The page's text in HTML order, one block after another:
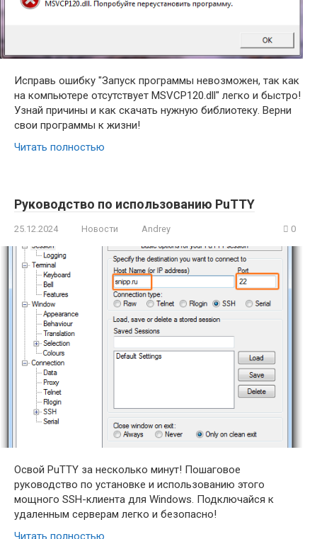
Исправь ошибку "Запуск программы невозможен, так как
на компьютере отсутствует MSVCP120.dll" легко и быстро!
Узнай причины и как скачать нужную библиотеку. Верни
свои программы к жизни!
Читать полностью
Руководство по использованию PuTTY
25.12.2024 Новости Andrey 0
Освой PuTTY за несколько минут! Пошаговое
руководство по установке и использованию этого
мощного SSH-клиента для Windows. Подключайся к
удаленным серверам легко и безопасно!
Читать полностью